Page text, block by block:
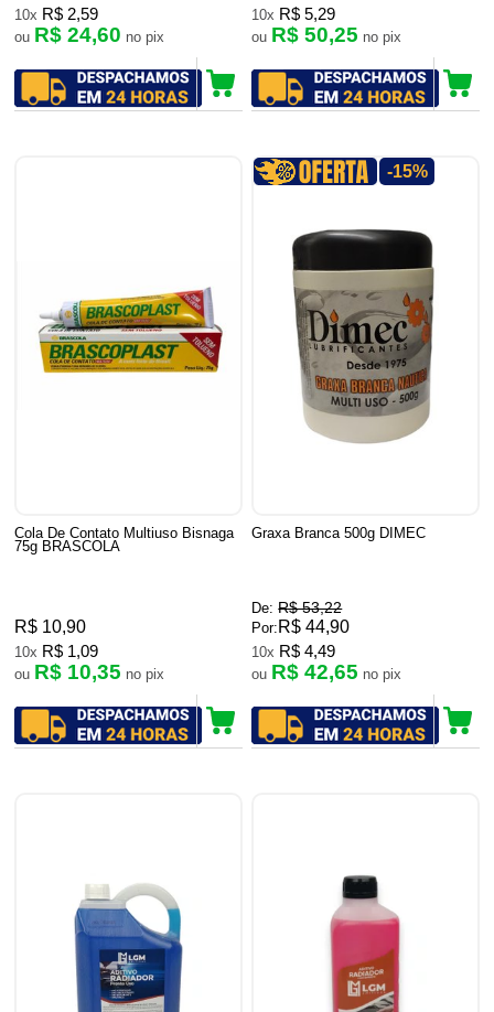
10x R$ 2,59
ou R$ 24,60 no pix
10x R$ 5,29
ou R$ 50,25 no pix
Cola De Contato Multiuso Bisnaga
75g BRASCOLA
R$ 10,90
10x R$ 1,09
ou R$ 10,35 no pix
-15%
Graxa Branca 500g DIMEC
De: R$ 53,22
Por: R$ 44,90
10x R$ 4,49
ou R$ 42,65 no pix